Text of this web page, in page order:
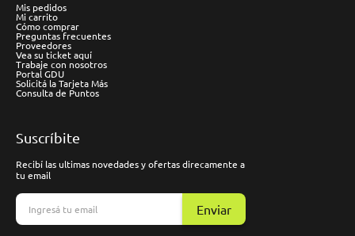
Mis pedidos
Mi carrito
Cómo comprar
Preguntas frecuentes
Proveedores
Vea su ticket aquí
Trabaje con nosotros
Portal GDU
Solicitá la Tarjeta Más
Consulta de Puntos
Suscríbite
Recibí las ultimas novedades y ofertas direcamente a
tu email
Enviar